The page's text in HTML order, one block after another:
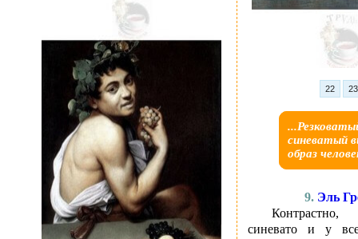
22 23
синеватый
образ
9. Эль
синевато и у